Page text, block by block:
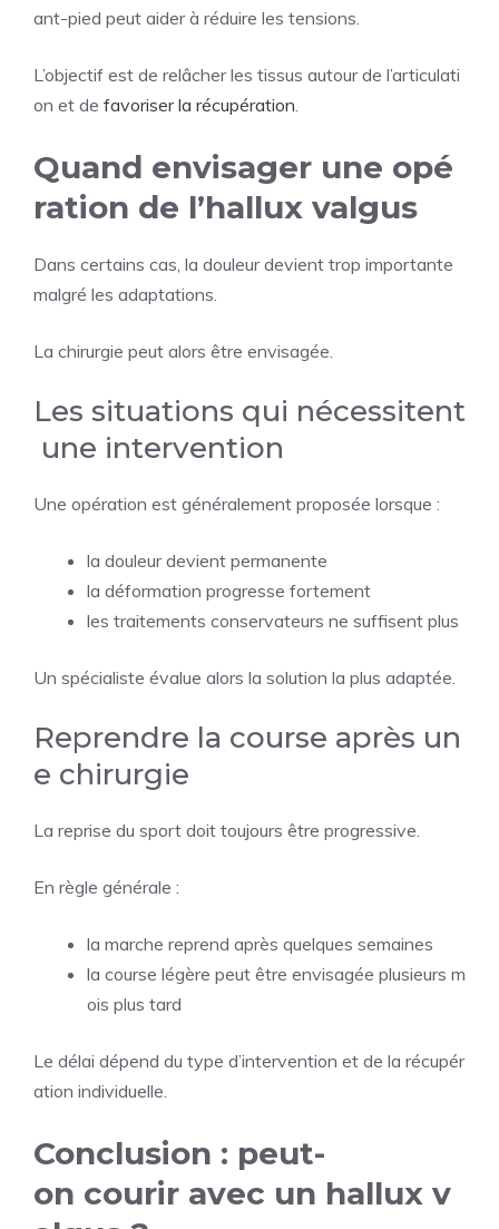
ant-pied peut aider à réduire les tensions.
L’objectif est de relâcher les tissus autour de l’articulati
on et de favoriser la récupération
Quand envisager une opé
ration de l’hallux valgus
Dans certains cas, la douleur devient trop importante
malgré les adaptations.
La chirurgie peut alors être envisagée.
Les situations qui nécessitent
une intervention
Une opération est généralement proposée lorsque :
la douleur devient permanente
la déformation progresse fortement
les traitements conservateurs ne suffisent plus
Un spécialiste évalue alors la solution la plus adaptée.
Reprendre la course après un
e chirurgie
La reprise du sport doit toujours être progressive.
En règle générale :
la marche reprend après quelques semaines
la course légère peut être envisagée plusieurs m
ois plus tard
Le délai dépend du type d’intervention et de la récupér
ation individuelle.
Conclusion : peut-
on courir avec un hallux v